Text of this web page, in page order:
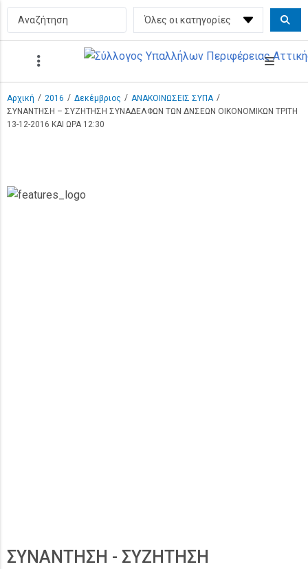
Αρχική / 2016 / Δεκέμβριος / ΑΝΑΚΟΙΝΩΣΕΙΣ ΣΥΠΑ /
ΣΥΝΑΝΤΗΣΗ – ΣΥΖΗΤΗΣΗ ΣΥΝΑΔΕΛΦΩΝ ΤΩΝ ΔΝΣΕΩΝ ΟΙΚΟΝΟΜΙΚΩΝ ΤΡΙΤΗ
13-12-2016 ΚΑΙ ΩΡΑ 12:30
ΣΥΝΑΝΤΗΣΗ - ΣΥΖΗΤΗΣΗ